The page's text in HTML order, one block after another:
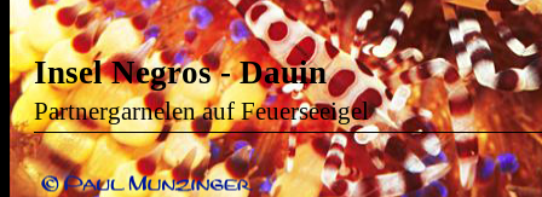
Insel Negros - Dauin
Partnergarnelen auf Feuerseeigel